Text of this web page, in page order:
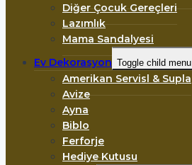
Diğer Çocuk Gereçleri
Lazımlık
Mama Sandalyesi
Ev Dekorasyon Toggle child menu
Amerikan Servisl & Supla
Avize
Ayna
Biblo
Ferforje
Hediye Kutusu